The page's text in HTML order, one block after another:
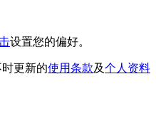
设置您的偏好。
更新的使用条款及个人资料